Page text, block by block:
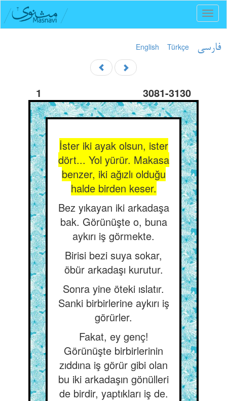
English Türkçe فارسی
1 3081-3130
İster iki ayak olsun, ister
dört... Yol yürür. Makasa
benzer, iki ağızlı olduğu
halde birden keser.
Bez yıkayan iki arkadaşa
bak. Görünüşte o, buna
aykırı iş görmekte.
Birisi bezi suya sokar,
öbür arkadaşı kurutur.
Sonra yine öteki ıslatır.
Sanki birbirlerine aykırı iş
görürler.
Fakat, ey genç!
Görünüşte birbirlerinin
zıddına iş görür gibi olan
bu iki arkadaşın gönülleri
de birdir, yaptıkları iş de.